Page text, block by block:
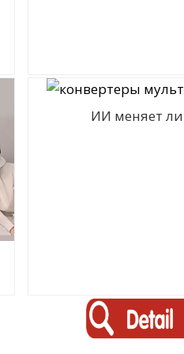
ИИ меняет